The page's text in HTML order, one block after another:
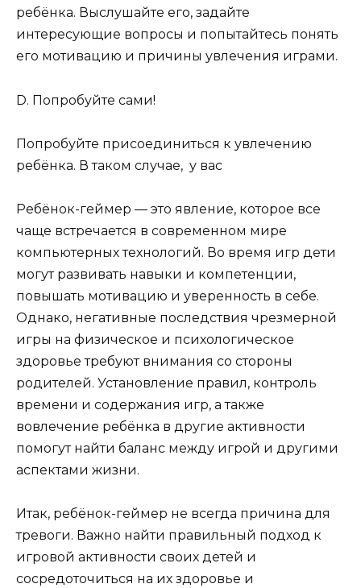
ребёнка. Выслушайте его, задайте
интересующие вопросы и попытайтесь понять
его мотивацию и причины увлечения играми.
D. Попробуйте сами!
Попробуйте присоединиться к увлечению
ребёнка. В таком случае, у вас
Ребёнок-геймер — это явление, которое все
чаще встречается в современном мире
компьютерных технологий. Во время игр дети
могут развивать навыки и компетенции,
повышать мотивацию и уверенность в себе.
Однако, негативные последствия чрезмерной
игры на физическое и психологическое
здоровье требуют внимания со стороны
родителей. Установление правил, контроль
времени и содержания игр, а также
вовлечение ребёнка в другие активности
помогут найти баланс между игрой и другими
аспектами жизни.
Итак, ребёнок-геймер не всегда причина для
тревоги. Важно найти правильный подход к
игровой активности своих детей и
сосредоточиться на их здоровье и